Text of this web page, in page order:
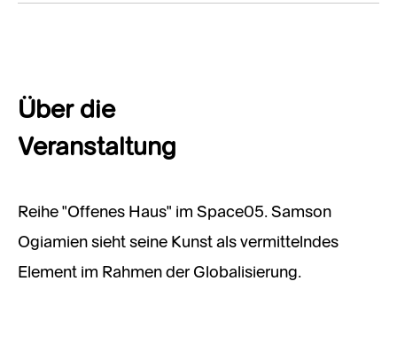
Über die
Veranstaltung
Reihe "Offenes Haus" im Space05. Samson
Ogiamien sieht seine Kunst als vermittelndes
Element im Rahmen der Globalisierung.